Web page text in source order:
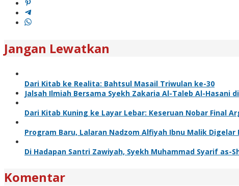
Jangan Lewatkan
Dari Kitab ke Realita: Bahtsul Masail Triwulan ke-30
Jalsah Ilmiah Bersama Syekh Zakaria Al-Taleb Al-Hasani
Dari Kitab Kuning ke Layar Lebar: Keseruan Nobar Final
Program Baru, Lalaran Nadzom Alfiyah Ibnu Malik Digelar
Di Hadapan Santri Zawiyah, Syekh Muhammad Syarif
Komentar